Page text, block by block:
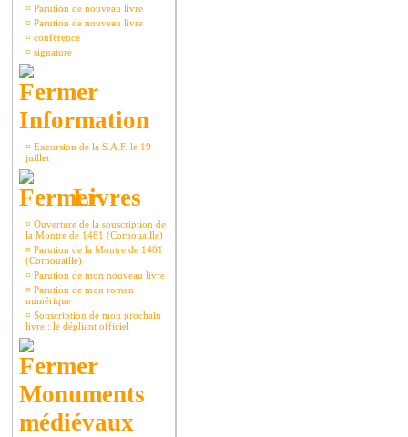
¤ Parution de nouveau livre
¤ Parution de nouveau livre
¤ conférence
¤ signature
Information
¤ Excursion de la S.A.F. le 19
juillet
Livres
¤ Ouverture de la souscription de
la Montre de 1481 (Cornouaille)
¤ Parution de la Montre de 1481
(Cornouaille)
¤ Parution de mon nouveau livre
¤ Parution de mon roman
numérique
¤ Souscription de mon prochain
livre : le dépliant officiel
Monuments
médiévaux